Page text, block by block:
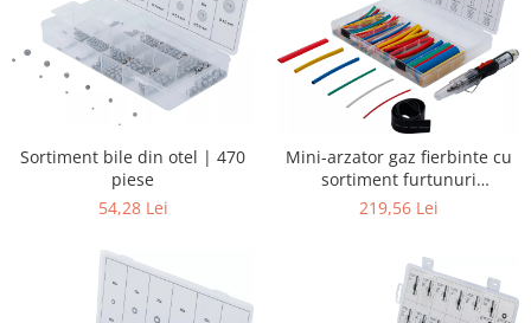
Sortiment bile din otel | 470
piese
54,28 Lei
Mini-arzator gaz fierbinte cu
sortiment furtunuri
contractabile | colorate | cu
219,56 Lei